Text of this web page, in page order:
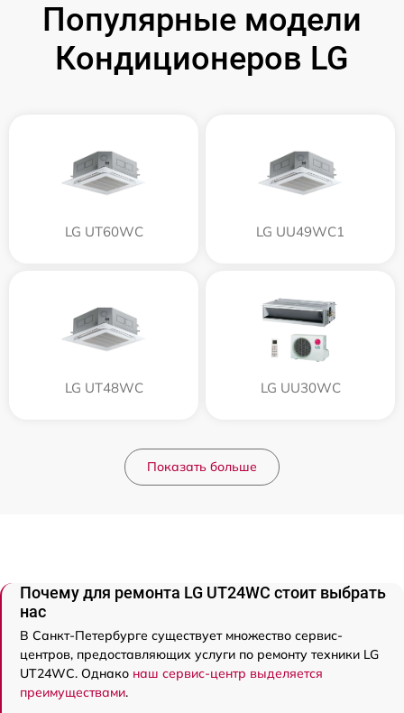
Популярные модели
Кондиционеров LG
LG UT60WC LG UU49WC1
LG UT48WC LG UU30WC
Показать больше
Почему для ремонта LG UT24WC стоит выбрать
нас
В Санкт-Петербурге существует множество сервис-
центров, предоставляющих услуги по ремонту техники LG
UT24WC. Однако наш сервис-центр выделяется
преимуществами.